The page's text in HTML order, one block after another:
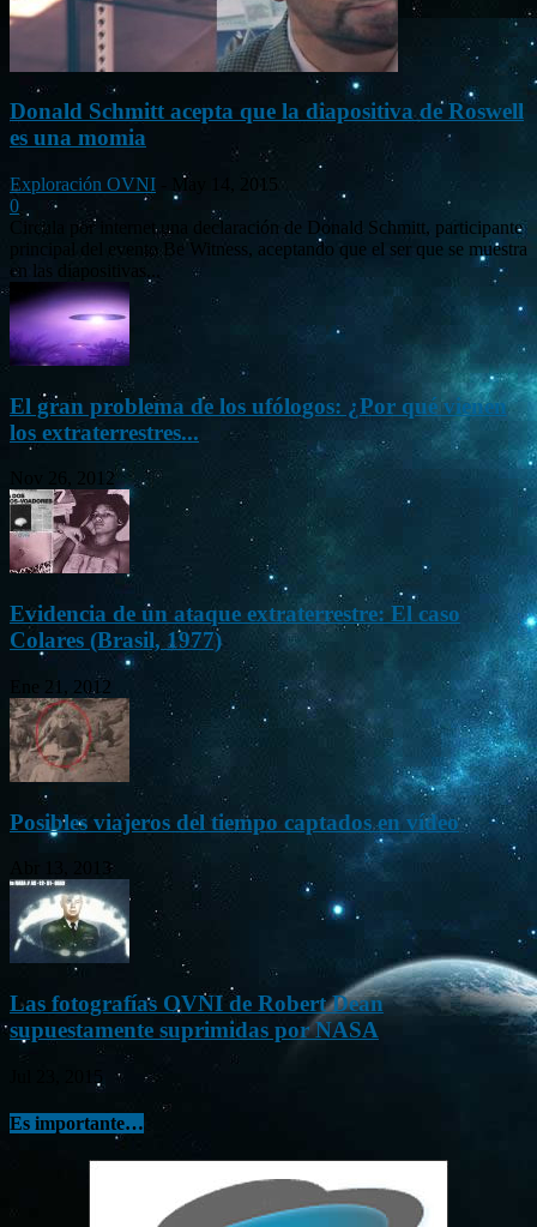
Donald Schmitt acepta que la diapositiva de Roswell
es una momia
Exploración OVNI
May 14, 2015
0
Circula por internet una declaración de Donald Schmitt, participante
principal del evento Be Witness, aceptando que el ser que se muestra
en las diapositivas...
El gran problema de los ufólogos: ¿Por qué vienen
los extraterrestres...
Nov 26, 2012
Evidencia de un ataque extraterrestre: El caso
Colares (Brasil, 1977)
Ene 21, 2012
Posibles viajeros del tiempo captados en vídeo
Abr 13, 2013
Las fotografías OVNI de Robert Dean
supuestamente suprimidas por NASA
Jul 23, 2015
Es importante…